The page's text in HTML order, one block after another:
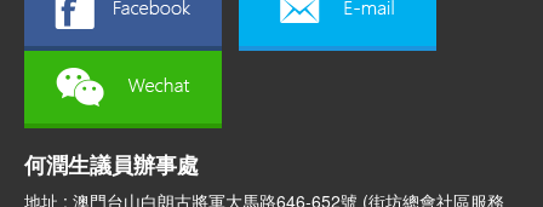
何潤生議員辦事處
地址 : 澳門台山白朗古將軍大馬路646-652號 (街坊總會社區服務